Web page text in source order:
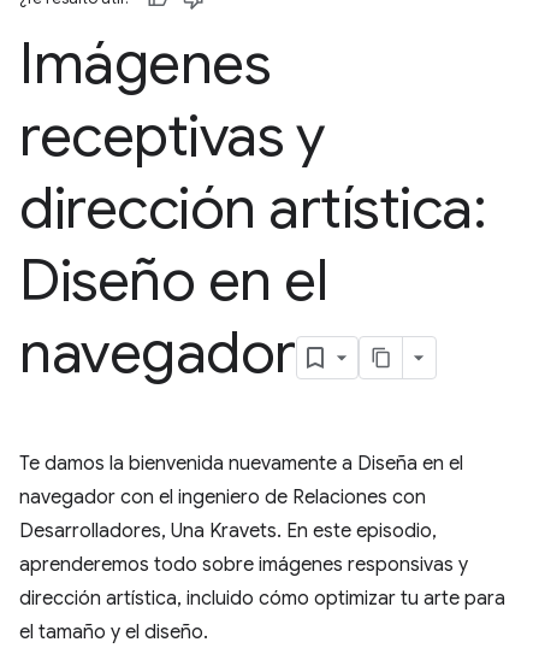
Imágenes
receptivas y
dirección artística:
Diseño en el
navegador
Te damos la bienvenida nuevamente a Diseña en el
navegador con el ingeniero de Relaciones con
Desarrolladores, Una Kravets. En este episodio,
aprenderemos todo sobre imágenes responsivas y
dirección artística, incluido cómo optimizar tu arte para
el tamaño y el diseño.